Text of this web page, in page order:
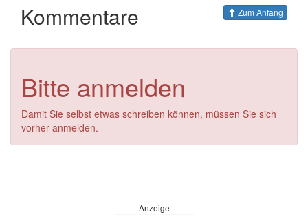
Kommentare Zum Anfang
Bitte anmelden
Damit Sie selbst etwas schreiben können, müssen Sie sich
vorher anmelden.
Anzeige